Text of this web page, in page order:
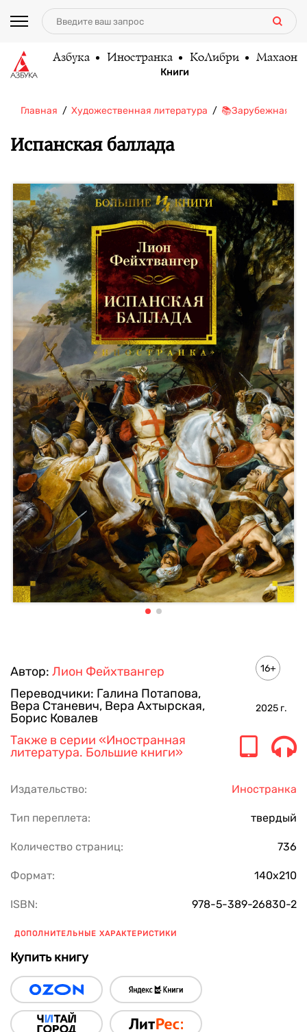
Азбука Иностранка КоЛибри Махаон
Книги
Главная Художественная литература 📚Зарубежная
Испанская баллада
Автор: Лион Фейхтвангер
Переводчики: Галина Потапова,
Вера Станевич, Вера Ахтырская,
Борис Ковалев
16+
2025 г.
Также в серии «Иностранная
литература. Большие книги»
Издательство: Иностранка
Тип переплета: твердый
Количество страниц: 736
Формат: 140х210
ISBN: 978-5-389-26830-2
ДОПОЛНИТЕЛЬНЫЕ ХАРАКТЕРИСТИКИ
Купить книгу